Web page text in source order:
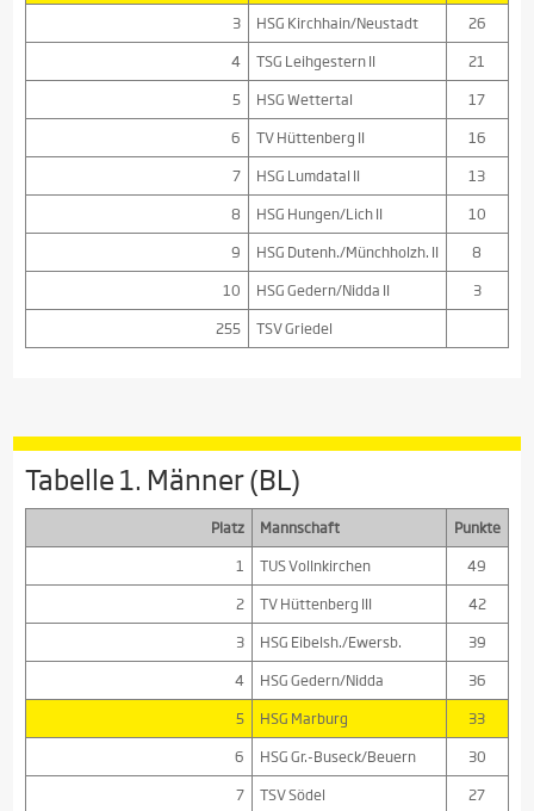
3
HSG Kirchhain/Neustadt
26
4
TSG Leihgestern II
21
5
HSG Wettertal
17
6
TV Hüttenberg II
16
7
HSG Lumdatal II
13
8
HSG Hungen/Lich II
10
9
HSG Dutenh./Münchholzh. II
8
10
HSG Gedern/Nidda II
3
255
TSV Griedel
Tabelle 1. Männer (BL)
Platz Mannschaft
Punkte
1
TUS Vollnkirchen
49
2
TV Hüttenberg III
42
3
HSG Eibelsh./Ewersb.
39
4
HSG Gedern/Nidda
36
5
HSG Marburg
33
6
HSG Gr.-Buseck/Beuern
30
7
TSV Södel 27